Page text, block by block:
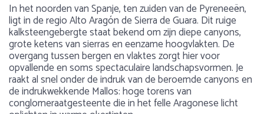
In het noorden van Spanje, ten zuiden van de Pyreneeën,
ligt in de regio Alto Aragón de Sierra de Guara. Dit ruige
kalksteengebergte staat bekend om zijn diepe canyons,
grote ketens van sierras en eenzame hoogvlakten. De
overgang tussen bergen en vlaktes zorgt hier voor
opvallende en soms spectaculaire landschapsvormen. Je
raakt al snel onder de indruk van de beroemde canyons en
de indrukwekkende Mallos: hoge torens van
conglomeraatgesteente die in het felle Aragonese licht